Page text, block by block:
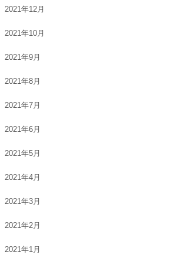
2021年12月
2021年10月
2021年9月
2021年8月
2021年7月
2021年6月
2021年5月
2021年4月
2021年3月
2021年2月
2021年1月